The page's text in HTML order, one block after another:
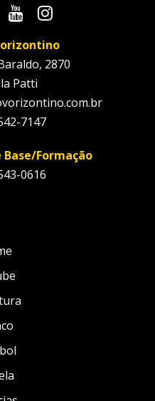
2870
Patti
7147
Formação
0616